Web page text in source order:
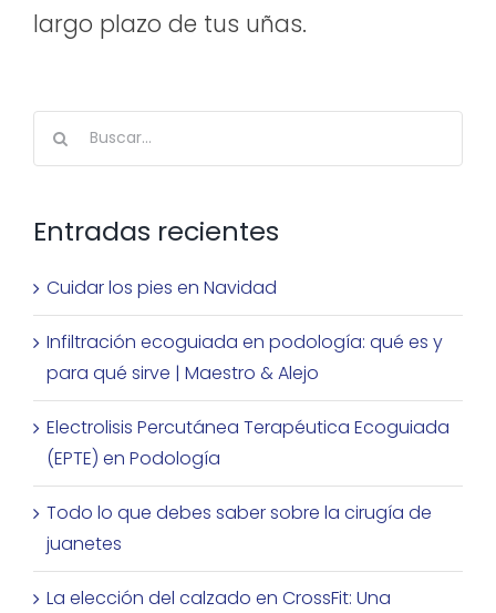
largo plazo de tus uñas.
Entradas recientes
Cuidar los pies en Navidad
Infiltración ecoguiada en podología: qué es y
para qué sirve | Maestro & Alejo
Electrolisis Percutánea Terapéutica Ecoguiada
(EPTE) en Podología
Todo lo que debes saber sobre la cirugía de
juanetes
La elección del calzado en CrossFit: Una